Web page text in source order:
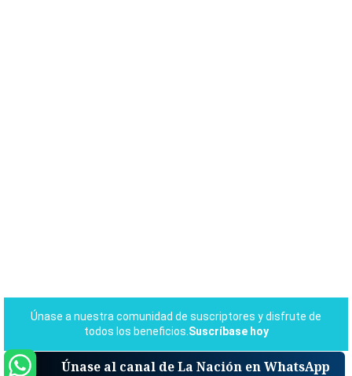
Únase al canal de La Nación en WhatsApp